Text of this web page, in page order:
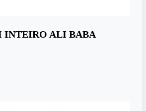
INTEIRO ALI BABA